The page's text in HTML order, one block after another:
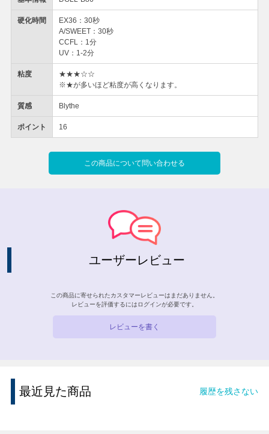
硬化時間
EX36：30秒
A/SWEET：30秒
CCFL：1分
UV：1-2分
粘度
★★★☆☆
※★が多いほど粘度が高くなります。
質感 Blythe
ポイント 16
この商品について問い合わせる
ユーザーレビュー
この商品に寄せられたカスタマーレビューはまだありません。
レビューを評価するには ログインが必要です。
レビューを書く
最近見た商品 履歴を残さない